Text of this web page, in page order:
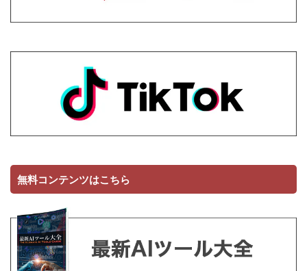
無料コンテンツはこちら